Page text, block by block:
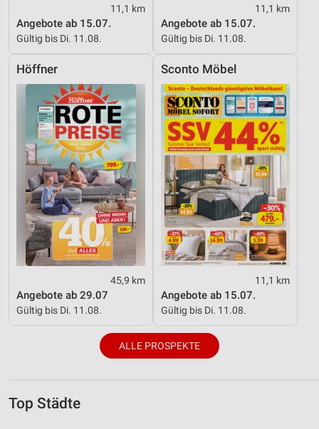
11,1 km
Angebote ab 15.07.
Gültig bis Di. 11.08.
11,1 km
Angebote ab 15.07.
Gültig bis Di. 11.08.
Höffner
45,9 km
Angebote ab 29.07
Gültig bis Di. 11.08.
Sconto Möbel
11,1 km
Angebote ab 15.07.
Gültig bis Di. 11.08.
ALLE PROSPEKTE
Top Städte